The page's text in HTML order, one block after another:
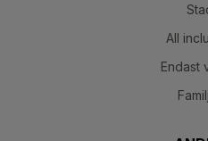
All
Endast